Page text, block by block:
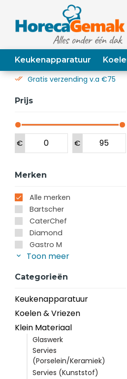
Keukenapparatuur
Gratis verzending v.a €75
Prijs
€ €
Merken
Alle merken
Bartscher
CaterChef
Diamond
Gastro M
Toon meer
Categorieën
Keukenapparatuur
Koelen & Vriezen
Klein Materiaal
Glaswerk
Servies
(Porselein/Keramiek)
Servies (Kunststof)